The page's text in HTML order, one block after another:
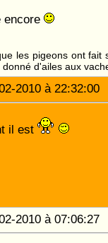
encore
les pigeons ont fait
d'ailes aux
2010 à
il est
2010 à